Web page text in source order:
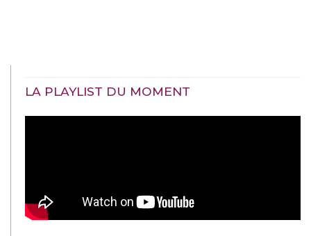
LA PLAYLIST DU MOMENT